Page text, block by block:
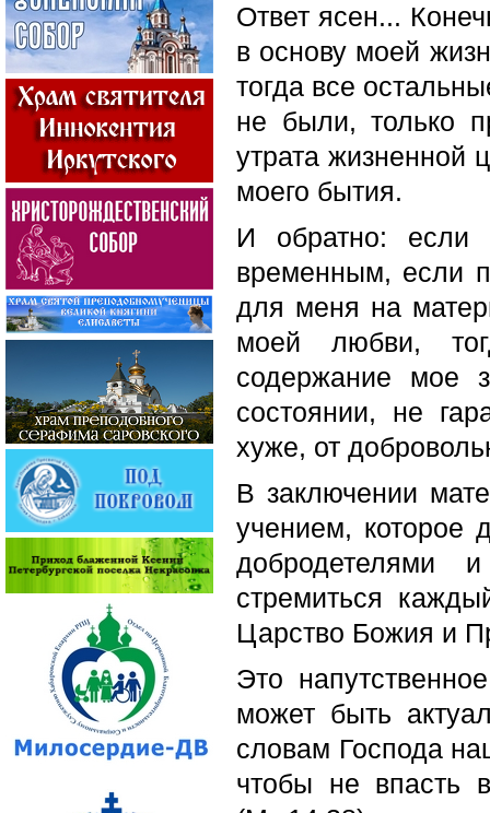
Ответ ясен...
в основу моей
тогда все
не были, только
утрата жизненной
моего бытия.
И обратно: если
временным, если
для меня на
моей любви,
содержание мое
состоянии, не
хуже, от
В заключении
учением, которое
добродетелями
стремиться
Царство Божия и
Это
может быть
словам Господа
чтобы не впасть